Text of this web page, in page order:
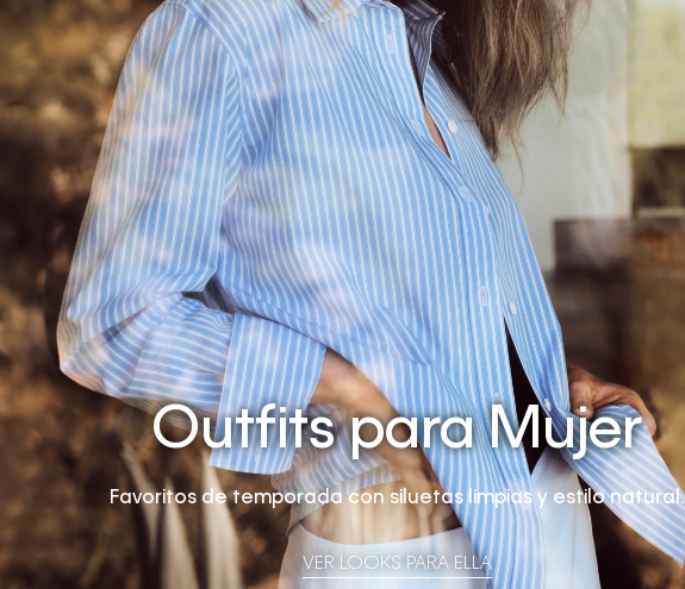
Outfits para Mujer
Favoritos de temporada con siluetas limpias y estilo natural.
VER LOOKS PARA ELLA